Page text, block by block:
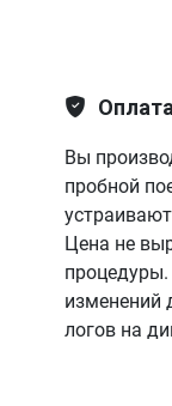
Вы
пробной
Цена не
изменений
логов на